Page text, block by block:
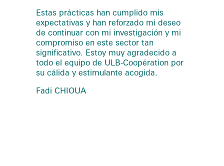
Estas prácticas han cumplido mis
expectativas y han reforzado mi deseo
de continuar con mi investigación y mi
compromiso en este sector tan
significativo. Estoy muy agradecido a
todo el equipo de ULB-Coopération por
su cálida y estimulante acogida.
Fadi CHIOUA